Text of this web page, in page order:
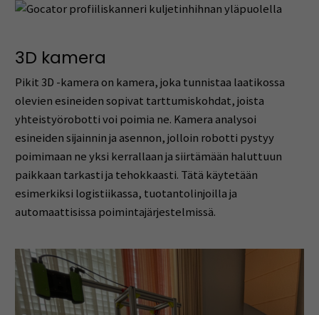
3D kamera
Pikit 3D -kamera on kamera, joka tunnistaa laatikossa
olevien esineiden sopivat tarttumiskohdat, joista
yhteistyörobotti voi poimia ne. Kamera analysoi
esineiden sijainnin ja asennon, jolloin robotti pystyy
poimimaan ne yksi kerrallaan ja siirtämään haluttuun
paikkaan tarkasti ja tehokkaasti. Tätä käytetään
esimerkiksi logistiikassa, tuotantolinjoilla ja
automaattisissa poimintajärjestelmissä.